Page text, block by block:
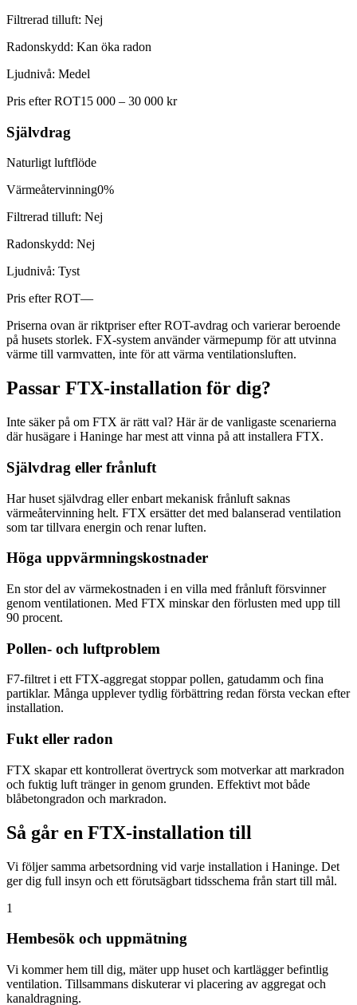
Filtrerad tilluft: Nej
Radonskydd: Kan öka radon
Ljudnivå: Medel
Pris efter ROT15 000 – 30 000 kr
Självdrag
Naturligt luftflöde
Värmeåtervinning0%
Filtrerad tilluft: Nej
Radonskydd: Nej
Ljudnivå: Tyst
Pris efter ROT—
Priserna ovan är riktpriser efter ROT-avdrag och varierar beroende
på husets storlek. FX-system använder värmepump för att utvinna
värme till varmvatten, inte för att värma ventilationsluften.
Passar FTX-installation för dig?
Inte säker på om FTX är rätt val? Här är de vanligaste scenarierna
där husägare i Haninge har mest att vinna på att installera FTX.
Självdrag eller frånluft
Har huset självdrag eller enbart mekanisk frånluft saknas
värmeåtervinning helt. FTX ersätter det med balanserad ventilation
som tar tillvara energin och renar luften.
Höga uppvärmningskostnader
En stor del av värmekostnaden i en villa med frånluft försvinner
genom ventilationen. Med FTX minskar den förlusten med upp till
90 procent.
Pollen- och luftproblem
F7-filtret i ett FTX-aggregat stoppar pollen, gatudamm och fina
partiklar. Många upplever tydlig förbättring redan första veckan efter
installation.
Fukt eller radon
FTX skapar ett kontrollerat övertryck som motverkar att markradon
och fuktig luft tränger in genom grunden. Effektivt mot både
blåbetongradon och markradon.
Så går en FTX-installation till
Vi följer samma arbetsordning vid varje installation i Haninge. Det
ger dig full insyn och ett förutsägbart tidsschema från start till mål.
1
Hembesök och uppmätning
Vi kommer hem till dig, mäter upp huset och kartlägger befintlig
ventilation. Tillsammans diskuterar vi placering av aggregat och
kanaldragning.